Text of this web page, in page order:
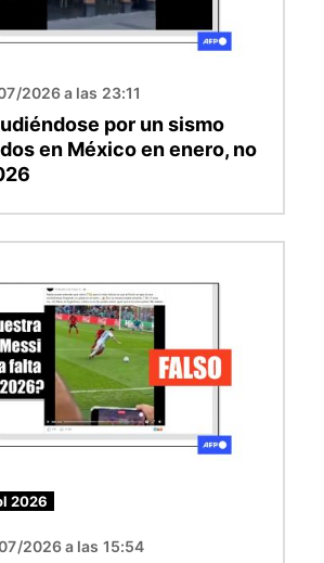
2026 a las 23:11
por un sismo
en México en enero, no
2026
2026 a las 15:54